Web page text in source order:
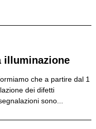
illuminazione
che a partire dal 1
dei difetti
sono...